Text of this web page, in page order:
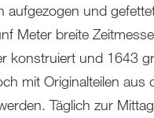
aufgezogen und
Meter breite
konstruiert und 1643
mit Originalteilen aus
Täglich zur